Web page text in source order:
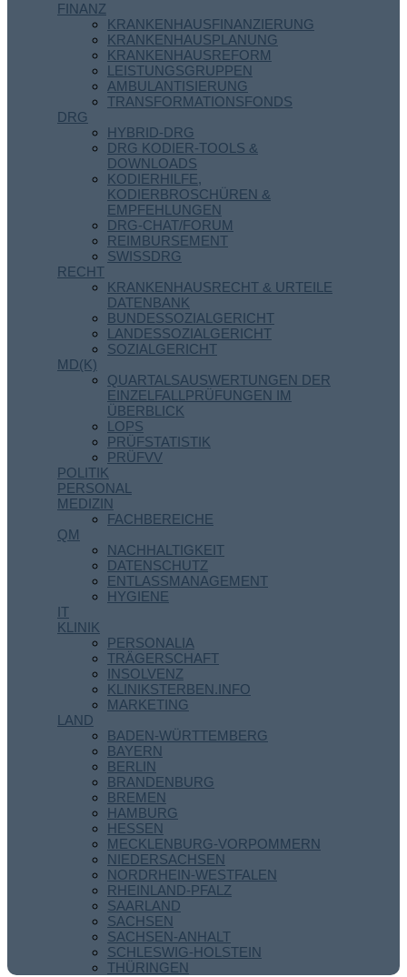
FINANZ
KRANKENHAUSFINANZIERUNG
KRANKENHAUSPLANUNG
KRANKENHAUSREFORM
LEISTUNGSGRUPPEN
AMBULANTISIERUNG
TRANSFORMATIONSFONDS
DRG
HYBRID-DRG
DRG KODIER-TOOLS &
DOWNLOADS
KODIERHILFE,
KODIERBROSCHÜREN &
EMPFEHLUNGEN
DRG-CHAT/FORUM
REIMBURSEMENT
SWISSDRG
RECHT
KRANKENHAUSRECHT & URTEILE
DATENBANK
BUNDESSOZIALGERICHT
LANDESSOZIALGERICHT
SOZIALGERICHT
MD(K)
QUARTALSAUSWERTUNGEN DER
EINZELFALLPRÜFUNGEN IM
ÜBERBLICK
LOPS
PRÜFSTATISTIK
PRÜFVV
POLITIK
PERSONAL
MEDIZIN
FACHBEREICHE
QM
NACHHALTIGKEIT
DATENSCHUTZ
ENTLASSMANAGEMENT
HYGIENE
IT
KLINIK
PERSONALIA
TRÄGERSCHAFT
INSOLVENZ
KLINIKSTERBEN.INFO
MARKETING
LAND
BADEN-WÜRTTEMBERG
BAYERN
BERLIN
BRANDENBURG
BREMEN
HAMBURG
HESSEN
MECKLENBURG-VORPOMMERN
NIEDERSACHSEN
NORDRHEIN-WESTFALEN
RHEINLAND-PFALZ
SAARLAND
SACHSEN
SACHSEN-ANHALT
SCHLESWIG-HOLSTEIN
THÜRINGEN